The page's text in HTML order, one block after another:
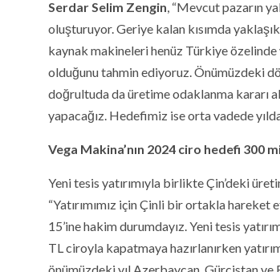
Serdar Selim Zengin, “Mevcut pazarın
oluşturuyor. Geriye kalan kısımda
kaynak makineleri henüz Türkiye özelinde
olduğunu tahmin ediyoruz. Önümüzdeki
doğrultuda da üretime odaklanma kararı
yapacağız. Hedefimiz ise orta vadede
Vega Makina’nın 2024 ciro hedefi 300
Yeni tesis yatırımıyla birlikte Çin’deki
“Yatırımımız için Çinli bir ortakla hareket
15’ine hakim durumdayız. Yeni tesis
TL ciroyla kapatmaya hazırlanırken